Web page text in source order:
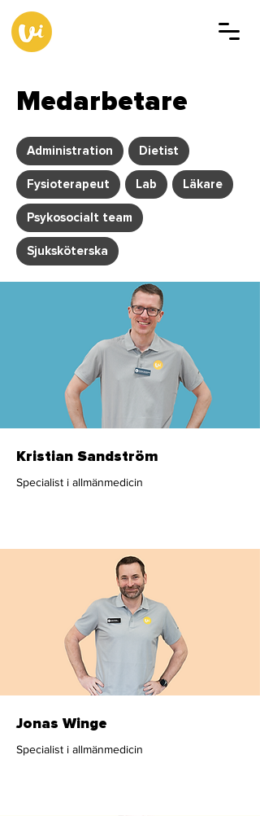
Medarbetare
Administration Dietist
Fysioterapeut Lab Läkare
Psykosocialt team
Sjuksköterska
Kristian Sandström
Specialist i allmänmedicin
Jonas Winge
Specialist i allmänmedicin